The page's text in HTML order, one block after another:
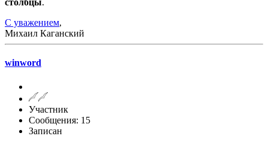
столбцы.
С уважением,
Михаил Каганский
winword
Участник
Сообщения: 15
Записан